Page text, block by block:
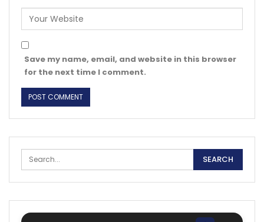
Save my name, email, and website in this browser
for the next time I comment.